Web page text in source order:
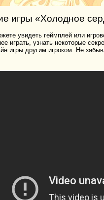
игры «Холодное
увидеть геймплей или
играть, узнать некоторые
игры другим игроком. Не